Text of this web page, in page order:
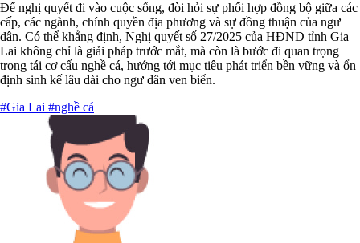
Để nghị quyết đi vào cuộc sống, đòi hỏi sự phối hợp đồng bộ giữa các
cấp, các ngành, chính quyền địa phương và sự đồng thuận của ngư
dân. Có thể khẳng định, Nghị quyết số 27/2025 của HĐND tỉnh Gia
Lai không chỉ là giải pháp trước mắt, mà còn là bước đi quan trọng
trong tái cơ cấu nghề cá, hướng tới mục tiêu phát triển bền vững và ổn
định sinh kế lâu dài cho ngư dân ven biển.
#Gia Lai #nghề cá